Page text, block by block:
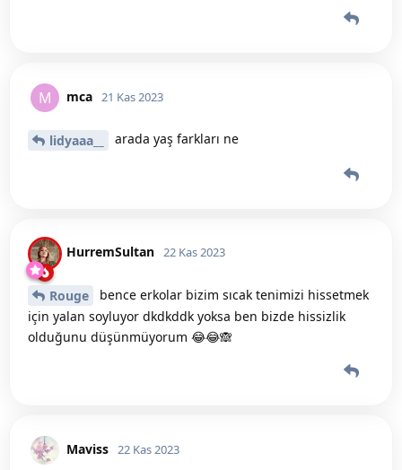
M mca 21 Kas 2023
lidyaaa__ arada yaş farkları ne
HurremSultan 22 Kas 2023
Rouge
bence erkolar bizim sıcak tenimizi hissetmek
için yalan soyluyor dkdkddk yoksa ben bizde hissizlik
olduğunu düşünmüyorum 😂😂🙈
Maviss 22 Kas 2023